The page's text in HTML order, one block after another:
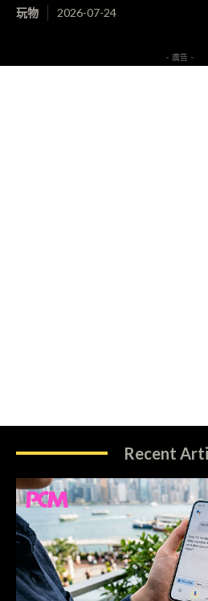
玩物 2026-07-24
- 廣告 -
Recent